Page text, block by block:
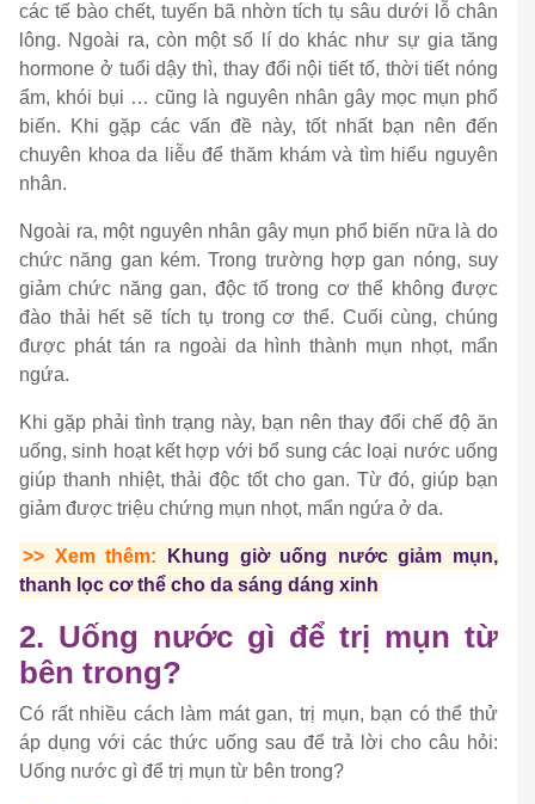
các tế bào chết, tuyến bã nhờn tích tụ sâu dưới lỗ chân
lông. Ngoài ra, còn một số lí do khác như sự gia tăng
hormone ở tuổi dậy thì, thay đổi nội tiết tố, thời tiết nóng
ẩm, khói bụi … cũng là nguyên nhân gây mọc mụn phổ
biến. Khi gặp các vấn đề này, tốt nhất bạn nên đến
chuyên khoa da liễu để thăm khám và tìm hiểu nguyên
nhân.
Ngoài ra, một nguyên nhân gây mụn phổ biến nữa là do
chức năng gan kém. Trong trường hợp gan nóng, suy
giảm chức năng gan, độc tố trong cơ thể không được
đào thải hết sẽ tích tụ trong cơ thể. Cuối cùng, chúng
được phát tán ra ngoài da hình thành mụn nhọt, mẩn
ngứa.
Khi gặp phải tình trạng này, bạn nên thay đổi chế độ ăn
uống, sinh hoạt kết hợp với bổ sung các loại nước uống
giúp thanh nhiệt, thải độc tốt cho gan. Từ đó, giúp bạn
giảm được triệu chứng mụn nhọt, mẩn ngứa ở da.
>> Xem thêm:
Khung giờ uống nước giảm mụn,
thanh lọc cơ thể cho da sáng dáng xinh
2. Uống nước gì để trị mụn từ
bên trong?
Có rất nhiều cách làm mát gan, trị mụn, bạn có thể thử
áp dụng với các thức uống sau để trả lời cho câu hỏi:
Uống nước gì để trị mụn từ bên trong?